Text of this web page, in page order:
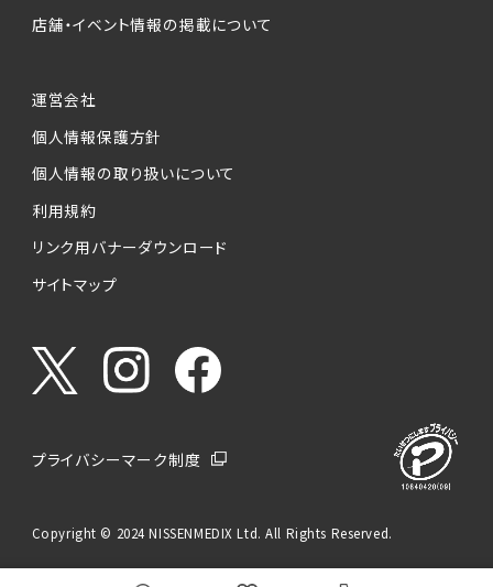
店舗・イベント情報の掲載について
運営会社
個人情報保護方針
個人情報の取り扱いについて
利用規約
リンク用バナーダウンロード
サイトマップ
プライバシーマーク制度
Copyright © 2024 NISSENMEDIX Ltd. All Rights Reserved.